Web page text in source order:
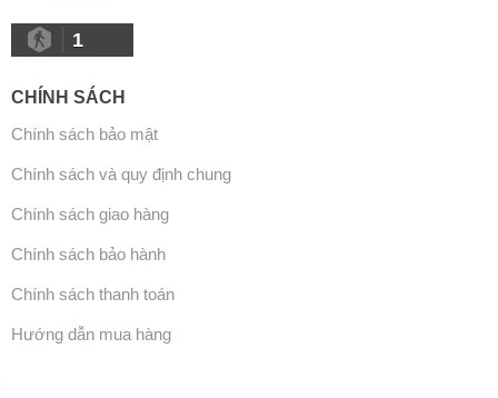
1
CHÍNH SÁCH
Chính sách bảo mật
Chính sách và quy định chung
Chính sách giao hàng
Chính sách bảo hành
Chính sách thanh toán
Hướng dẫn mua hàng